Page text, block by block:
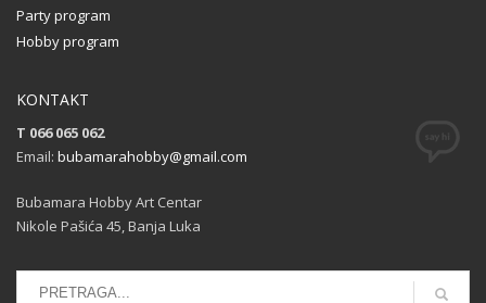
Party program
Hobby program
KONTAKT
T 066 065 062
Email: bubamarahobby@gmail.com
Bubamara Hobby Art Centar
Nikole Pašića 45, Banja Luka